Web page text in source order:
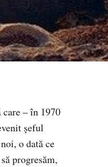
– în 1970
șeful
o dată ce
progresăm,